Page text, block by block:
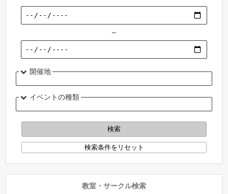
～
開催地
イベントの種類
教室・サークル検索